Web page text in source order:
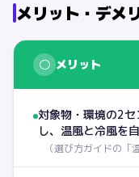
メリット・デメ
○ メリット
対象物・環境の2
し、温風と冷風を
（選び方ガイドの「